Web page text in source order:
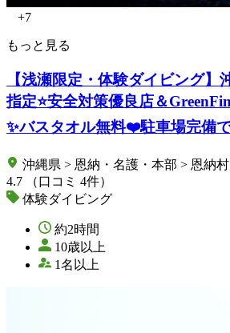
+7
もっと見る
【浅瀬限定・体験ダイビング】
指定⭐️安全対策優良店＆
✨バスタオル無料❤️駐車場完備
沖縄県 > 恩納・名護・本部 > 恩納村
4.7
（口コミ 4件）
体験ダイビング
約2時間
10歳以上
1名以上